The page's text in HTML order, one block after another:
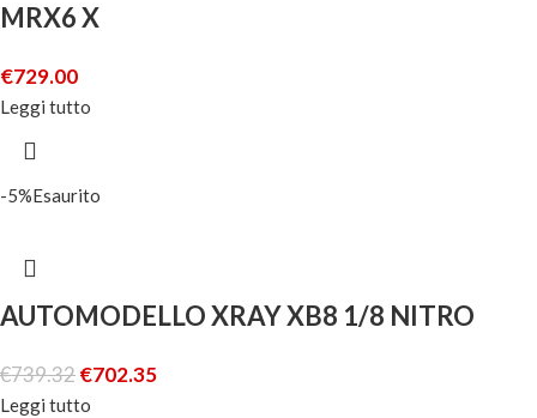
MRX6 X
€729.00
Leggi tutto
-5%Esaurito
AUTOMODELLO XRAY XB8 1/8 NITRO
€739.32€702.35
Leggi tutto